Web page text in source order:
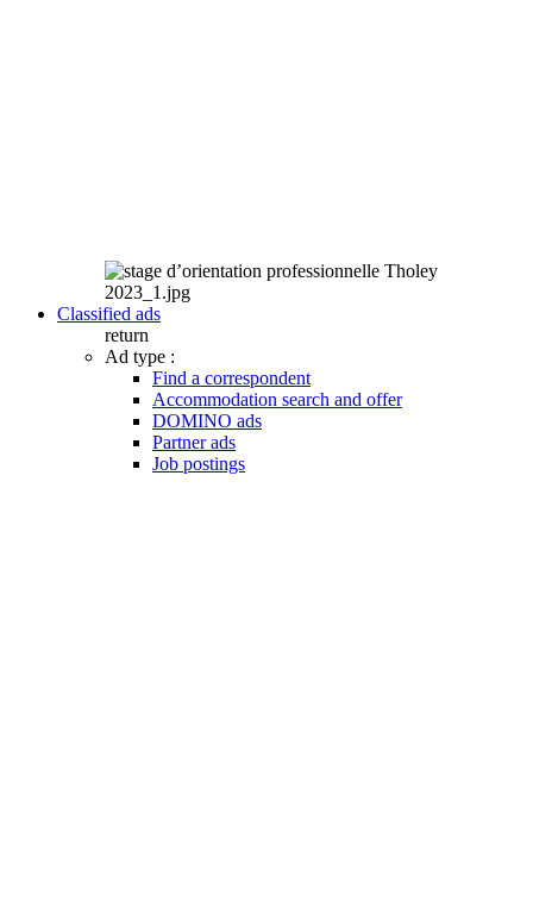
Classified ads
return
Ad type :
Find a correspondent
Accommodation search and offer
DOMINO ads
Partner ads
Job postings